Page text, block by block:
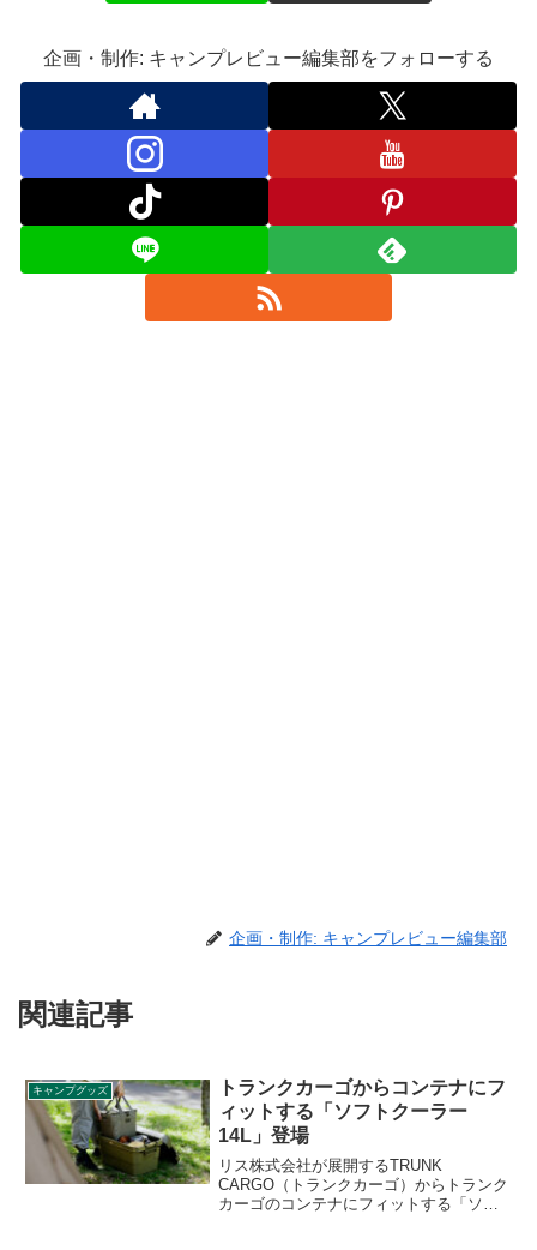
企画・制作: キャンプレビュー編集部をフォローする
企画・制作: キャンプレビュー編集部
関連記事
キャンプグッズ
トランクカーゴからコンテナにフ
ィットする「ソフトクーラー
14L」登場
リス株式会社が展開するTRUNK
CARGO（トランクカーゴ）からトランク
カーゴのコンテナにフィットする「ソフ